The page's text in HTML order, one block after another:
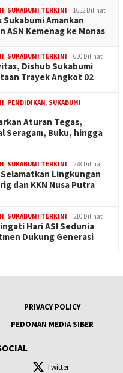
, SUKABUMI TERKINI 1652 Dilihat
Sukabumi Amankan
ASN Kemenag ke Monas
, SUKABUMI TERKINI 630 Dilihat
Dishub Sukabumi
Trayek Angkot 02
, PENDIDIKAN, SUKABUMI
Aturan Tegas,
Seragam, Buku, hingga
, SUKABUMI TERKINI 278 Dilihat
Lingkungan
dan KKN Nusa Putra
, SUKABUMI TERKINI 210 Dilihat
Hari ASI Sedunia
Dukung Generasi
PRIVACY POLICY
PEDOMAN MEDIA SIBER
Twitter